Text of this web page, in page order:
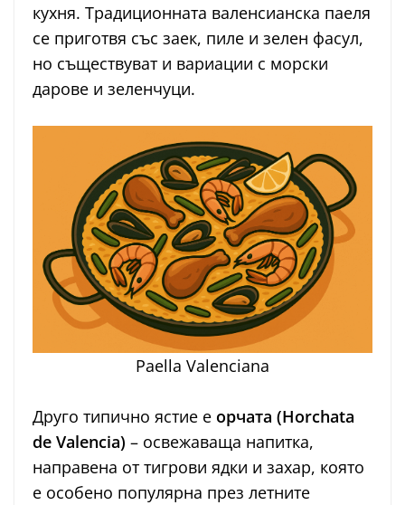
кухня. Традиционната валенсианска паеля
се приготвя със заек, пиле и зелен фасул,
но съществуват и вариации с морски
дарове и зеленчуци.
Paella Valenciana
Друго типично ястие е орчата (Horchata
de Valencia) – освежаваща напитка,
направена от тигрови ядки и захар, която
е особено популярна през летните